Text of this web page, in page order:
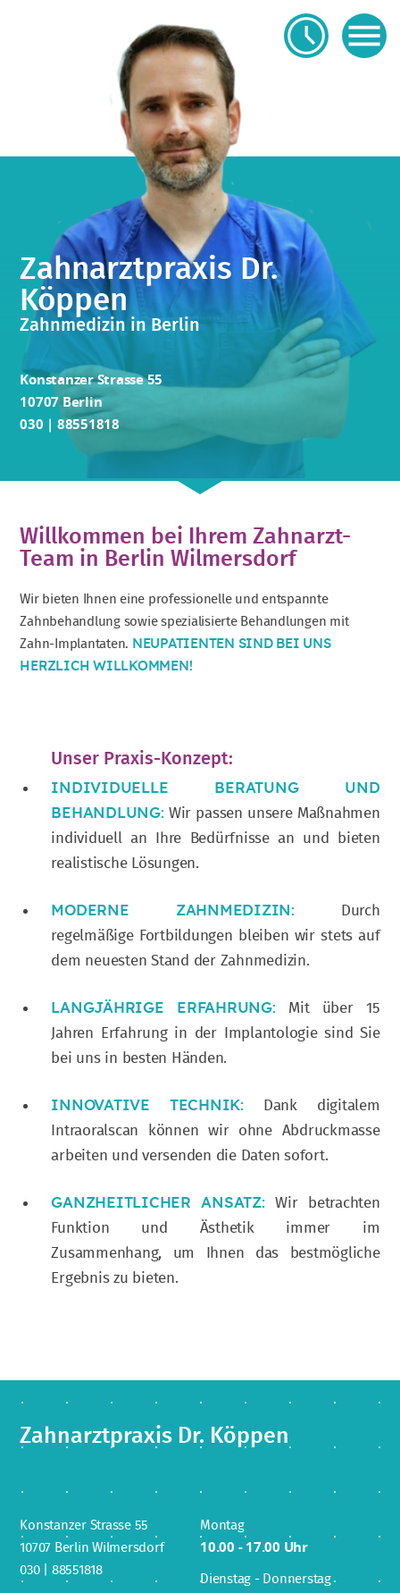
Zahnarztpraxis Dr.
Köppen
Zahnmedizin in Berlin
Konstanzer Strasse 55
10707 Berlin
030 | 88551818
Willkommen bei Ihrem Zahnarzt-
Team in Berlin Wilmersdorf
Wir bieten Ihnen eine professionelle und entspannte
Zahnbehandlung sowie spezialisierte Behandlungen mit
Zahn-Implantaten. NEUPATIENTEN SIND BEI UNS
HERZLICH WILLKOMMEN!
Unser Praxis-Konzept:
INDIVIDUELLE BERATUNG UND
BEHANDLUNG:Wir passen unsere Maßnahmen
individuell an Ihre Bedürfnisse an und bieten
realistische Lösungen.
MODERNE ZAHNMEDIZIN:Durch
regelmäßige Fortbildungen bleiben wir stets auf
dem neuesten Stand der Zahnmedizin.
LANGJÄHRIGE ERFAHRUNG:Mit über 15
Jahren Erfahrung in der Implantologie sind Sie
bei uns in besten Händen.
INNOVATIVE TECHNIK:Dank digitalem
Intraoralscan können wir ohne Abdruckmasse
arbeiten und versenden die Daten sofort.
GANZHEITLICHER ANSATZ:Wir betrachten
Funktion und Ästhetik immer im
Zusammenhang, um Ihnen das bestmögliche
Ergebnis zu bieten.
Zahnarztpraxis Dr. Köppen
Konstanzer Strasse 55
10707 Berlin Wilmersdorf
030 | 88551818
Montag
10.00 - 17.00 Uhr
Dienstag - Donnerstag